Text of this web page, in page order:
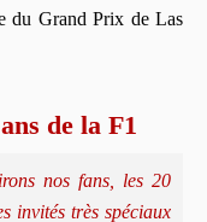
du Grand Prix de Las
de la F1
nos fans, les 20
invités très spéciaux